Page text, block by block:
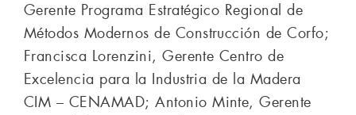
Gerente Programa Estratégico Regional de
Métodos Modernos de Construcción de Corfo;
Francisca Lorenzini, Gerente Centro de
Excelencia para la Industria de la Madera
CIM – CENAMAD; Antonio Minte, Gerente